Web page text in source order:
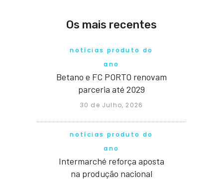
Os mais recentes
notícias produto do
ano
Betano e FC PORTO renovam
parceria até 2029
30 de Julho, 2026
notícias produto do
ano
Intermarché reforça aposta
na produção nacional